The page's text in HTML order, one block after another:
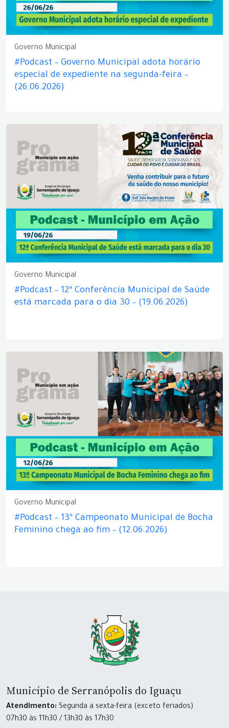
Governo Municipal
#Podcast – Governo Municipal adota horário
especial de expediente na segunda-feira –
(26.06.2026)
Governo Municipal
#Podcast – 12ª Conferência Municipal de Saúde
está marcada para o dia 30 – (19.06.2026)
Governo Municipal
#Podcast – 13º Campeonato Municipal de Bocha
Feminino chega ao fim – (12.06.2026)
Município de Serranópolis do Iguaçu
Atendimento: Segunda a sexta-feira (exceto feriados)
07h30 às 11h30 / 13h30 às 17h30